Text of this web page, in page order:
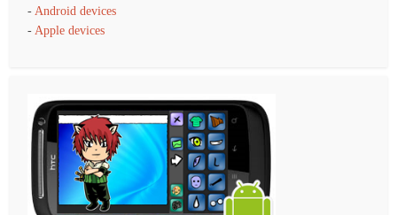
-Android devices
-Apple devices